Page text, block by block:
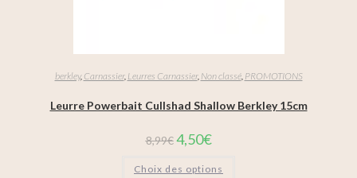
berkley, Carnassier, Leurres Carnassier, Non classé, PROMOTIONS
Leurre Powerbait Cullshad Shallow Berkley 15cm
8,99€ 4,50€
Choix des options